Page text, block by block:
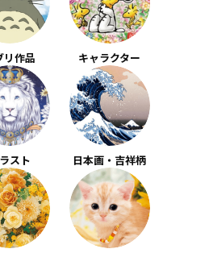
リ作品 キャラクター
スト 日本画・吉祥柄